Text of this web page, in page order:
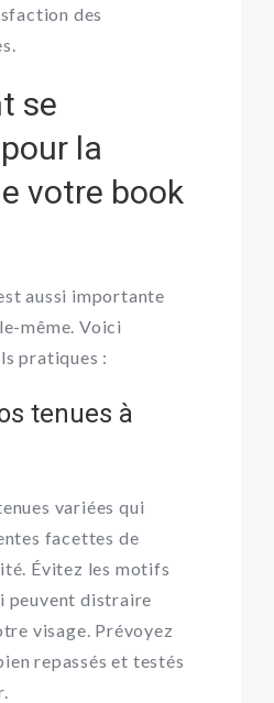
des
se
la
votre book
aussi importante
même. Voici
pratiques :
tenues à
variées qui
facettes de
Évitez les motifs
peuvent distraire
visage. Prévoyez
repassés et testés